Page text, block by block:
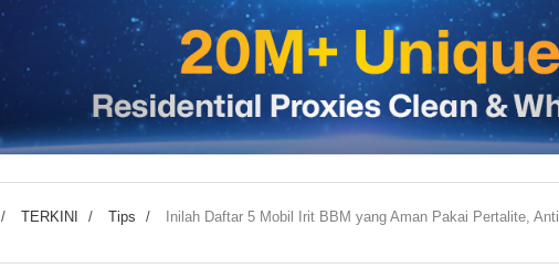
/ TERKINI / Tips /
Inilah Daftar 5 Mobil Irit BBM yang Aman Pakai Pertalite, Anti